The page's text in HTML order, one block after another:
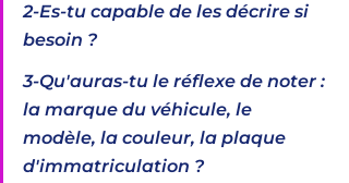
2-Es-tu capable de les décrire si
besoin ?
3-Qu'auras-tu le réflexe de noter :
la marque du véhicule, le
modèle, la couleur, la plaque
d'immatriculation ?